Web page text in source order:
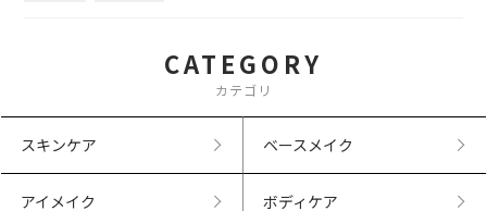
CATEGORY
カテゴリ
スキンケア ベースメイク
アイメイク ボディケア